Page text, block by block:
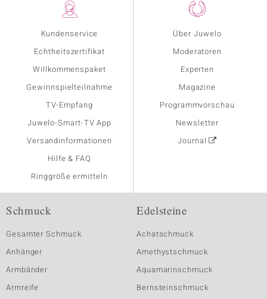
Kundenservice
Echtheitszertifikat
Willkommenspaket
Gewinnspielteilnahme
TV-Empfang
Juwelo-Smart-TV App
Versandinformationen
Hilfe & FAQ
Ringgröße ermitteln
Über Juwelo
Moderatoren
Experten
Magazine
Programmvorschau
Newsletter
Journal
Schmuck
Gesamter Schmuck
Anhänger
Armbänder
Armreife
Edelsteine
Achatschmuck
Amethystschmuck
Aquamarinschmuck
Bernsteinschmuck